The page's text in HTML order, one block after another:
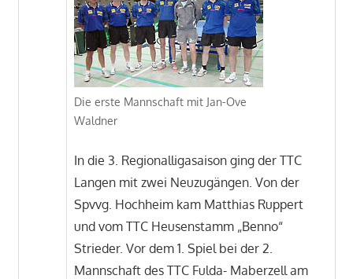
Die erste Mannschaft mit Jan-Ove
Waldner
In die 3. Regionalligasaison ging der TTC
Langen mit zwei Neuzugängen. Von der
Spvvg. Hochheim kam Matthias Ruppert
und vom TTC Heusenstamm „Benno“
Strieder. Vor dem 1. Spiel bei der 2.
Mannschaft des TTC Fulda- Maberzell am